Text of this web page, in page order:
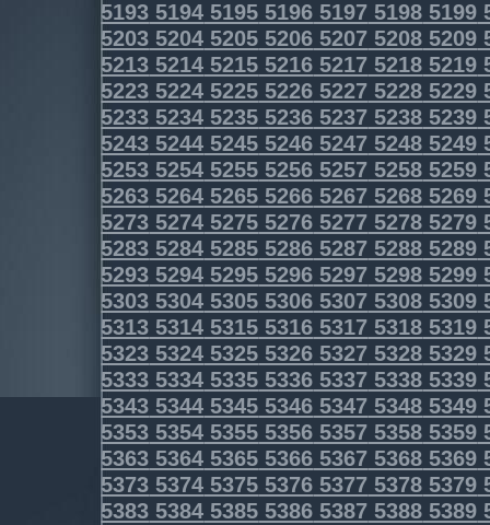
5193 5194 5195 5196 5197 5198 5199
5203 5204 5205 5206 5207 5208 5209
5213 5214 5215 5216 5217 5218 5219
5223 5224 5225 5226 5227 5228 5229
5233 5234 5235 5236 5237 5238 5239
5243 5244 5245 5246 5247 5248 5249
5253 5254 5255 5256 5257 5258 5259
5263 5264 5265 5266 5267 5268 5269
5273 5274 5275 5276 5277 5278 5279
5283 5284 5285 5286 5287 5288 5289
5293 5294 5295 5296 5297 5298 5299
5303 5304 5305 5306 5307 5308 5309
5313 5314 5315 5316 5317 5318 5319
5323 5324 5325 5326 5327 5328 5329
5333 5334 5335 5336 5337 5338 5339
5343 5344 5345 5346 5347 5348 5349
5353 5354 5355 5356 5357 5358 5359
5363 5364 5365 5366 5367 5368 5369
5373 5374 5375 5376 5377 5378 5379
5383 5384 5385 5386 5387 5388 5389